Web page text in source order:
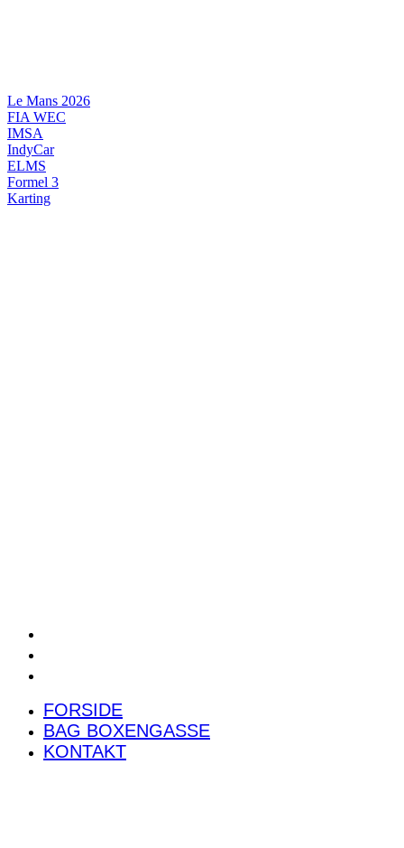
Le Mans 2026
FIA WEC
IMSA
IndyCar
ELMS
Formel 3
Karting
FORSIDE
BAG BOXENGASSE
KONTAKT